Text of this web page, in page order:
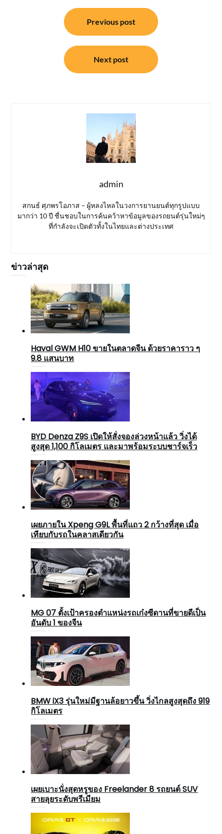
Previous post
Next post
admin
สกนธ์ ศุภพรโอภาส – ผู้หลงไหลในวงการยานยนต์ทุกรูปแบบ
มากว่า 10 ปี ชื่นชอบในการค้นคว้าหาข้อมูลของรถยนต์รุ่นใหม่ๆ
ที่กำลังจะเปิดตัวทั้งในไทยและต่างประเทศ
ข่าวล่าสุด
Haval GWM H10 ขายในตลาดจีน ด้วยราคาราว ๆ
9.8 แสนบาท
BYD Denza Z9S เปิดให้สั่งจองล่วงหน้าแล้ว วิ่งได้
สูงสุด 1,100 กิโลเมตร และมาพร้อมระบบชาร์จเร็ว
เผยภายใน Xpeng G9L พื้นที่แถว 2 กว้างที่สุด เมื่อ
เทียบกับรถในคลาสเดียวกัน
MG 07 ตั้งเป้าครองตำแหน่งรถเก๋งซีดานที่ขายดีเป็น
อันดับ 1 ของจีน
BMW iX3 รุ่นใหม่มีฐานล้อยาวขึ้น วิ่งไกลสูงสุดถึง 919
กิโลเมตร
เผยเบาะนั่งสุดหรูของ Freelander 8 รถยนต์ SUV
สายลุยระดับพรีเมียม